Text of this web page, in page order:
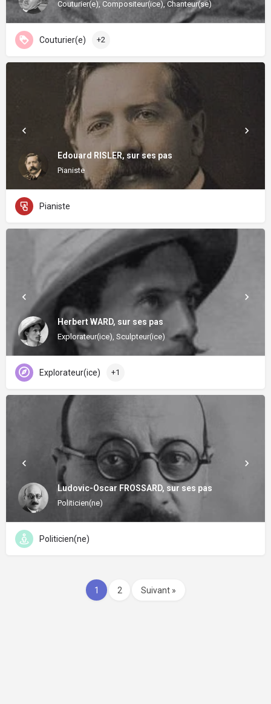
Couturier(e), Compositeur(ice), Chanteur(se)
Couturier(e) +2
Edouard RISLER, sur ses pas
Pianiste
Pianiste
Herbert WARD, sur ses pas
Explorateur(ice), Sculpteur(ice)
Explorateur(ice) +1
Ludovic-Oscar FROSSARD, sur ses pas
Politicien(ne)
Politicien(ne)
1 2 Suivant »